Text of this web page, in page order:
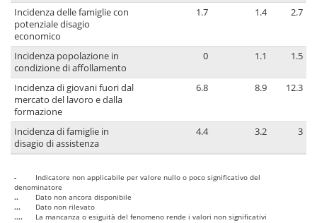
Incidenza delle famiglie con
potenziale disagio
economico
1.7 1.4 2.7
Incidenza popolazione in
condizione di affollamento
0 1.1 1.5
Incidenza di giovani fuori dal
mercato del lavoro e dalla
formazione
6.8 8.9 12.3
Incidenza di famiglie in
disagio di assistenza
4.4 3.2 3
-
Indicatore non applicabile per valore nullo o poco significativo del
denominatore
..
Dato non ancora disponibile
...
Dato non rilevato
....
La mancanza o esiguità del fenomeno rende i valori non significativi